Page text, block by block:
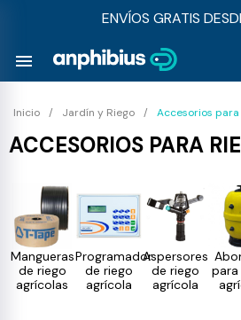
ENVÍOS GRATIS
menu
Inicio Jardín y Riego Accesorios
ACCESORIOS PARA
Mangueras
de riego
agrícolas
Programador
de riego
agrícola
Aspersores
de riego
agrícola
para